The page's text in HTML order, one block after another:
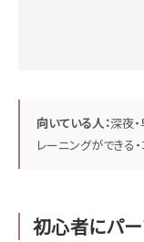
向いている人：深夜
レーニングができる
初心者にパ